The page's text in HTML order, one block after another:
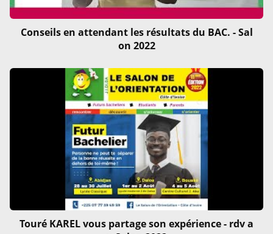
Conseils en attendant les résultats du BAC. - Sal
on 2022
Touré KAREL vous partage son expérience - rdv a